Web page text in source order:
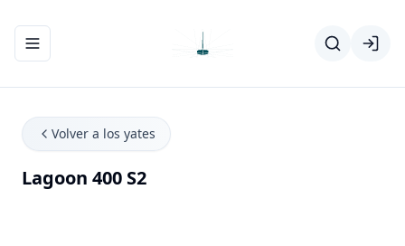
Abrir/cerrar el menú de navegación
Volver a los yates
Lagoon 400 S2